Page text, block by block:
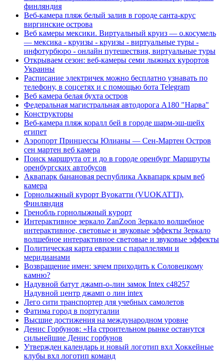
финляндия
Веб-камера пляж белый залив в городе санта-крус
виргинские острова
Веб камеры мексики. Виртуальный круиз — о.косумель
— мексика - круизы - круизы - виртуальные туры -
инфотурбюро - онлайн путешествия, виртуальные туры
Открываем сезон: веб-камеры семи лыжных курортов
Украины
Расписание электричек можно бесплатно узнавать по
телефону, в соцсетях и с помощью бота Telegram
Веб камера белая бухта остров
Федеральная магистральная автодорога А180 "Нарва"
Конструкторы
Веб-камера пляж коралл бей в городе шарм-эш-шейх
египет
Аэропорт Принцессы Юлианы — Сен-Мартен Остров
сен мартен веб камера
Поиск маршрута от и до в городе оренбург Маршруты
оренбургских автобусов
Аквапарк банановая республика Аквапарк крым веб
камера
Горнолыжный курорт Вуокатти (VUOKATTI),
Финляндия
Гренобль горнолыжный курорт
Интерактивное зеркало ZanZoon Зеркало волшебное
интерактивное, световые и звуковые эффекты Зеркало
волшебное интерактивное световые и звуковые эффекты
Политическая карта евразии с параллелями и
меридианами
Возвращение имен: зачем приходить к Соловецкому
камню?
Надувной батут джамп-о-лин замок Intex c48257
Надувной центр джамп о лин intex
Лего сити транспортер для учебных самолетов
Фатима город в португалии
Высшие достижения на международном уровне
Денис Горбунов: «На строительном рынке останутся
сильнейшие Денис горбунов
Утвержден календарь и новый логотип вхл Хоккейные
клубы вхл логотип команд